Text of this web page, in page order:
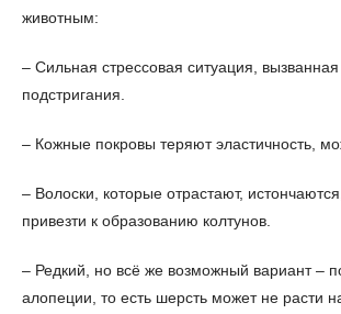
животным:
– Сильная стрессовая ситуация,
подстригания.
– Кожные покровы теряют эластичность,
– Волоски, которые отрастают,
привезти к образованию колтунов.
– Редкий, но всё же возможный вариант –
алопеции, то есть шерсть может не расти